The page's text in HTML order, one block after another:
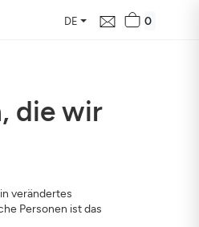
DE 0
die wir
verändertes
Personen ist das